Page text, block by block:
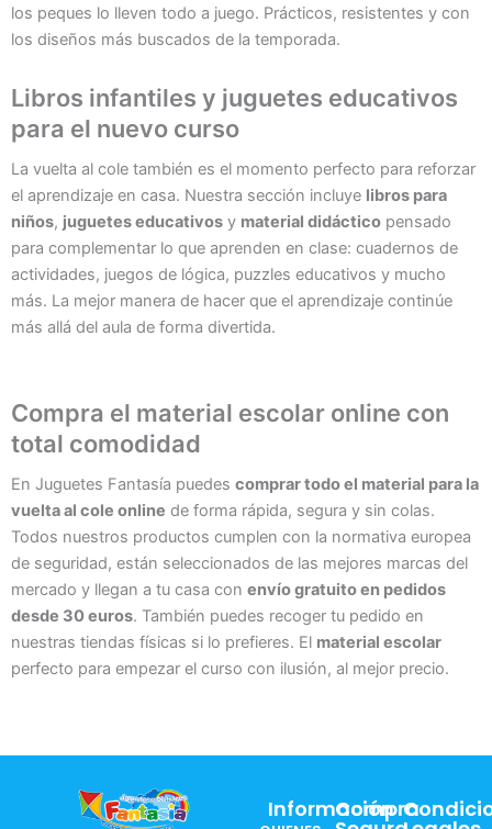
los peques lo lleven todo a juego. Prácticos, resistentes y con
los diseños más buscados de la temporada.
Libros infantiles y juguetes educativos
para el nuevo curso
La vuelta al cole también es el momento perfecto para reforzar
el aprendizaje en casa. Nuestra sección incluye libros para
niños, juguetes educativos y material didáctico pensado
para complementar lo que aprenden en clase: cuadernos de
actividades, juegos de lógica, puzzles educativos y mucho
más. La mejor manera de hacer que el aprendizaje continúe
más allá del aula de forma divertida.
Compra el material escolar online con
total comodidad
En Juguetes Fantasía puedes comprar todo el material para la
vuelta al cole online de forma rápida, segura y sin colas.
Todos nuestros productos cumplen con la normativa europea
de seguridad, están seleccionados de las mejores marcas del
mercado y llegan a tu casa con envío gratuito en pedidos
desde 30 euros. También puedes recoger tu pedido en
nuestras tiendas físicas si lo prefieres. El material escolar
perfecto para empezar el curso con ilusión, al mejor precio.
Información
Compra